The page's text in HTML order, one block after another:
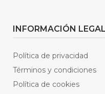
INFORMACIÓN LEGAL
Política de privacidad
Términos y condiciones
Política de cookies